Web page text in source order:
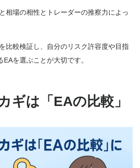
相場の相性とトレーダーの推察力によっ
比較検証し、自分のリスク許容度や目指
を選ぶことが大切です。
ギは「EAの比較」